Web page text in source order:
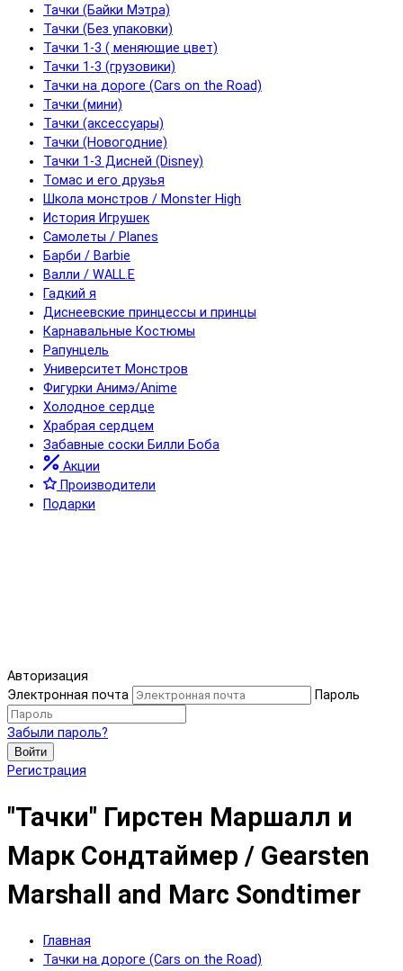
Тачки (Байки Мэтра)
Тачки (Без упаковки)
Тачки 1-3 ( меняющие цвет)
Тачки 1-3 (грузовики)
Тачки на дороге (Cars on the Road)
Тачки (мини)
Тачки (аксессуары)
Тачки (Новогодние)
Тачки 1-3 Дисней (Disney)
Томас и его друзья
Школа монстров / Monster High
История Игрушек
Самолеты / Planes
Барби / Barbie
Валли / WALL.E
Гадкий я
Диснеевские принцессы и принцы
Карнавальные Костюмы
Рапунцель
Университет Монстров
Фигурки Анимэ/Anime
Холодное сердце
Храбрая сердцем
Забавные соски Билли Боба
Акции
Производители
Подарки
Авторизация
Электронная почта
Пароль
Забыли пароль?
Войти
Регистрация
"Тачки" Гирстен Маршалл и
Марк Сондтаймер / Gearsten
Marshall and Marc Sondtimer
Главная
Тачки на дороге (Cars on the Road)